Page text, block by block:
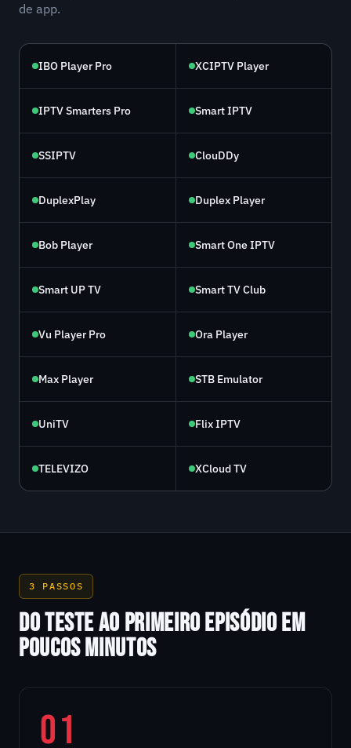
de app.
IBO Player Pro XCIPTV Player
IPTV Smarters Pro Smart IPTV
SSIPTV ClouDDy
DuplexPlay Duplex Player
Bob Player Smart One IPTV
Smart UP TV Smart TV Club
Vu Player Pro Ora Player
Max Player STB Emulator
UniTV Flix IPTV
TELEVIZO XCloud TV
3 PASSOS
DO TESTE AO PRIMEIRO EPISÓDIO EM
POUCOS MINUTOS
01